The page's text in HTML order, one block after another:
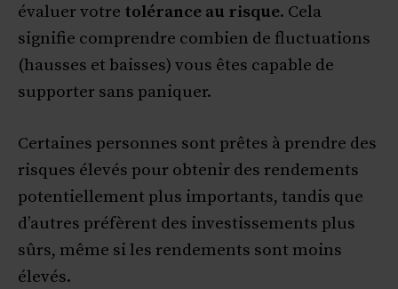
évaluer votre tolérance au risque. Cela
signifie comprendre combien de fluctuations
(hausses et baisses) vous êtes capable de
supporter sans paniquer.
Certaines personnes sont prêtes à prendre des
risques élevés pour obtenir des rendements
potentiellement plus importants, tandis que
d’autres préfèrent des investissements plus
sûrs, même si les rendements sont moins
élevés.